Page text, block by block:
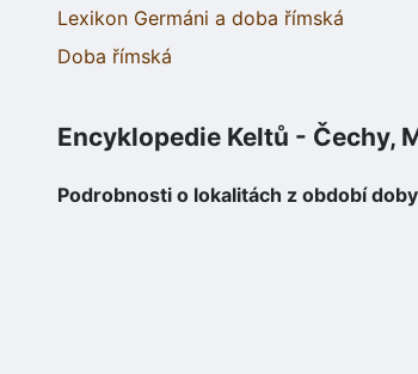
Lexikon Germáni a doba římská
Doba římská
Encyklopedie Keltů - Čechy,
Podrobnosti o lokalitách z období